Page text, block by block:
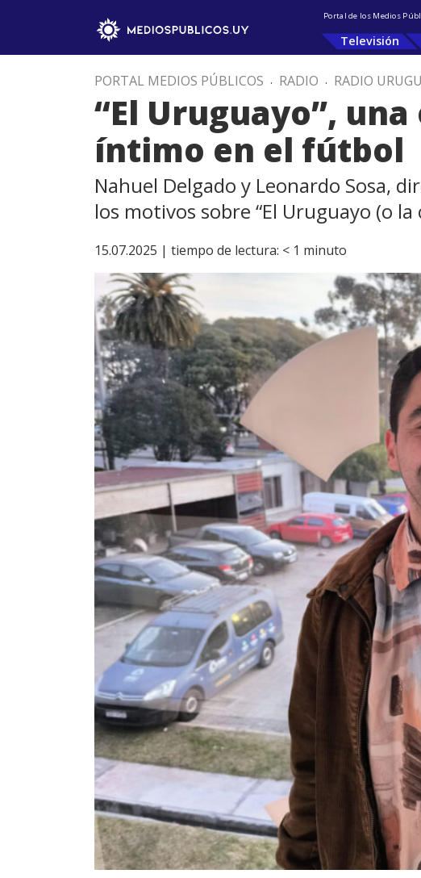
Portal de los Medios
Televisión
PORTAL MEDIOS PÚBLICOS . RADIO . RADIO
“El Uruguayo”,
íntimo en el fútbol
Nahuel Delgado y Leonardo Sosa,
los motivos sobre “El Uruguayo (o la
15.07.2025 | tiempo de lectura: < 1 minuto